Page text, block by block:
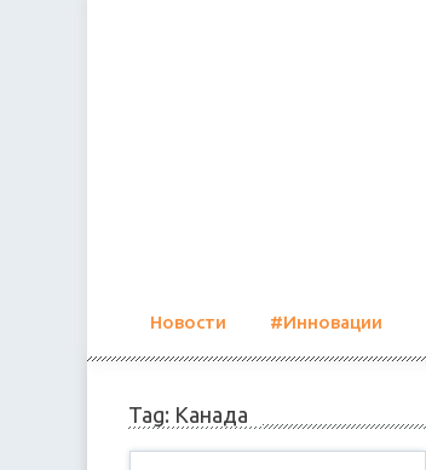
Новости #Инновации
Tag: Канада